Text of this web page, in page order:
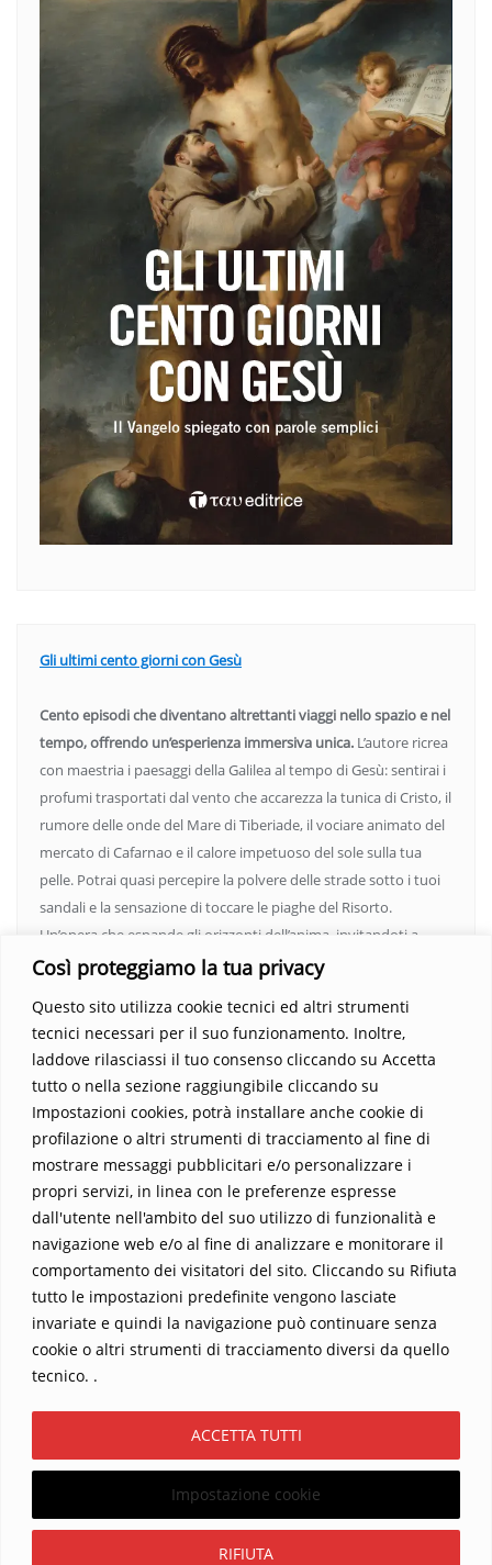
Così proteggiamo la tua privacy
Questo sito utilizza cookie tecnici ed altri strumenti
tecnici necessari per il suo funzionamento. Inoltre,
laddove rilasciassi il tuo consenso cliccando su Accetta
tutto o nella sezione raggiungibile cliccando su
Impostazioni cookies, potrà installare anche cookie di
profilazione o altri strumenti di tracciamento al fine di
mostrare messaggi pubblicitari e/o personalizzare i
propri servizi, in linea con le preferenze espresse
dall'utente nell'ambito del suo utilizzo di funzionalità e
navigazione web e/o al fine di analizzare e monitorare il
comportamento dei visitatori del sito. Cliccando su Rifiuta
tutto le impostazioni predefinite vengono lasciate
invariate e quindi la navigazione può continuare senza
cookie o altri strumenti di tracciamento diversi da quello
tecnico. .
Impostazione cookie
RIFIUTA
ACCETTA TUTTI
Gli ultimi cento giorni con Gesù
Cento episodi che diventano altrettanti viaggi nello spazio e nel
tempo, offrendo un’esperienza immersiva unica. L’autore ricrea
con maestria i paesaggi della Galilea al tempo di Gesù: sentirai i
profumi trasportati dal vento che accarezza la tunica di Cristo, il
rumore delle onde del Mare di Tiberiade, il vociare animato del
mercato di Cafarnao e il calore impetuoso del sole sulla tua
pelle. Potrai quasi percepire la polvere delle strade sotto i tuoi
sandali e la sensazione di toccare le piaghe del Risorto.
Un’opera che espande gli orizzonti dell’anima, invitandoti a
vedere oltre i confini del conosciuto. Scopri un mondo in cui
indimenticabile.Non perdere l’occasione di immergerti in
questo viaggio straordinario. Acquista il libro e lascia che la
Parola trasformi la tua vita
Home Contatti
Sostieni La Buona Parola – dona 5 €, 10 €, 25 €… il tuo contributo
I viaggi dell’anima
Catechesi
Informativa Privacy
Copyright ©2026 La buona Parola . All rights reserved.
Powered byWordPress &Designed byBizberg Themes